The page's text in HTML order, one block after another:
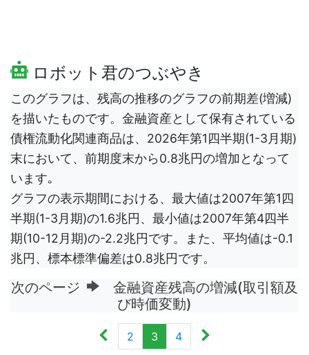
ロボット君のつぶやき
このグラフは、残高の推移のグラフの前期差(増減)
を描いたものです。金融資産として保有されている
債権流動化関連商品は、2026年第1四半期(1-3月期)
末において、前期度末から0.8兆円の増加となって
います｡
グラフの表示期間における、最大値は2007年第1四
半期(1-3月期)の1.6兆円、最小値は2007年第4四半
期(10-12月期)の-2.2兆円です。また、平均値は-0.1
兆円、標本標準偏差は0.8兆円です。
次のページ
金融資産残高の増減(取引額及
び時価変動)
2 3 4